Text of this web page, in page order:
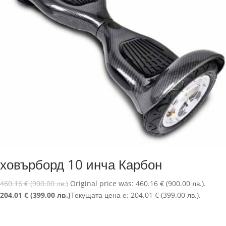
ховърборд 10 инча Карбон
460.16€ (900.00 лв.) Original price was: 460.16 € (900.00 лв.).
204.01 € (399.00 лв.)Текущата цена е: 204.01 € (399.00 лв.).